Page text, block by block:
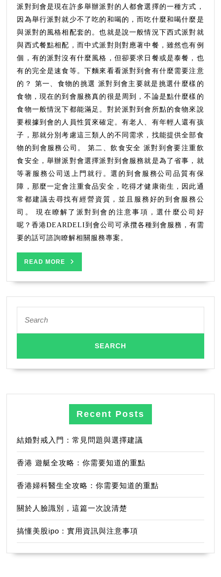
有
什
麼
需
要
注
意
的
嗎？
派對到會是現在許多舉辦派對的人都會選擇的一種方式，
因為舉行派對就少不了吃的和喝的，而吃什麼和喝什麼是
與派對的風格相配套的。也就是說一般情況下西式派對就
與西式餐點相配，而中式派對則對應著中餐，雖然也有例
個，有的派對沒有什麼風格，但卻要求日餐或是泰餐，也
有的完全是速食等。下麵來看看派對到會有什麼需要注意
的？ 第一、食物的挑選 派對到會主要就是挑選什麼樣的
食物，現在的到會服務真的很是周到，不論是點什麼樣的
食物一般情況下都能滿足。對於派對到會所點的食物來說
要根據到會的人員性質來確定。有老人、有年輕人還有孩
子，那就分別考慮這三類人的不同需求，找能提供全部食
物的到會服務公司。 第二、飲食安全 派對到會要注重飲
食安全，舉辦派對會選擇派對到會服務就是為了省事，就
等著服務公司送上門就行。選的到會服務公司品質有保
障，那麼一定會注重食品安全，吃得才健康衛生，因此通
常都建議去尋找有經營資質，並且服務好的到會服務公
司。 現在瞭解了派對到會的注意事項，選什麼公司好
呢？香港DEARDELI到會公司可承攬各種到會服務，有需
要的話可諮詢瞭解相關服務專案。
READ MORE
MORE
for:
Recent Posts
結婚對戒入門：常見問題與選擇建議
香港 遊艇全攻略：你需要知道的重點
香港婦科醫生全攻略：你需要知道的重點
關於人臉識別，這篇一次說清楚
搞懂美股ipo：實用資訊與注意事項